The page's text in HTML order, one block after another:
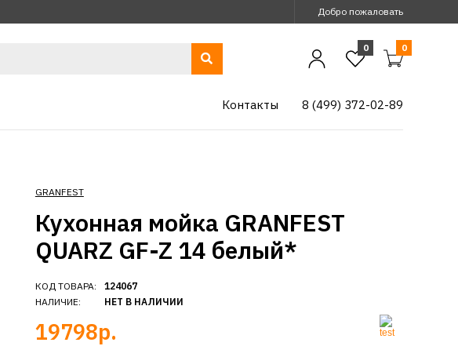
Добро пожаловать
0 0
8 (499) 372-02-89
Контакты
GRANFEST
Кухонная мойка GRANFEST
QUARZ GF-Z 14 белый*
КОД ТОВАРА:
НАЛИЧИЕ:
124067
НЕТ В НАЛИЧИИ
19798р.